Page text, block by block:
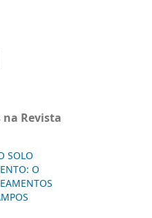
Revista
SOLO
O